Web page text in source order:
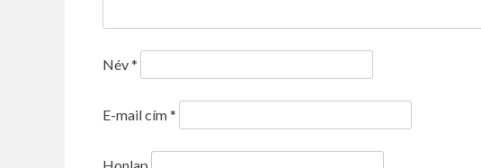
Név*
E-mail cím*